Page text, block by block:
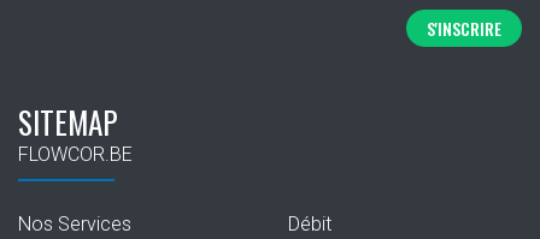
SITEMAP
FLOWCOR.BE
Nos Services Débit
S'INSCRIRE